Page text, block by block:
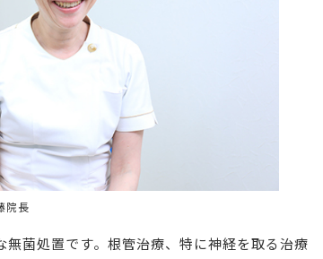
院長
菌処置です。根管治療、特に神経を取る治療